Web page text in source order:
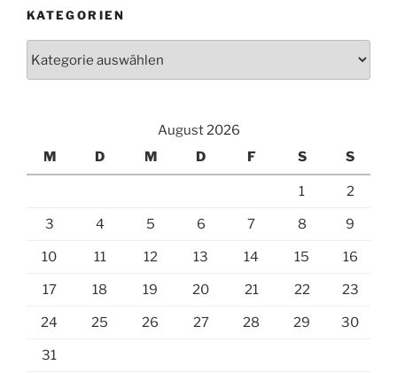
KATEGORIEN
August 2026
M
D M D F S S
1 2
3 4 5 6 7 8 9
10 11 12 13 14 15 16
17 18 19 20 21 22 23
24 25 26 27 28 29 30
31